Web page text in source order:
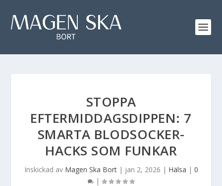
STOPPA
EFTERMIDDAGSDIPPEN: 7
SMARTA BLODSOCKER-
HACKS SOM FUNKAR
Inskickad av Magen Ska Bort| jan 2, 2026 | Hälsa | 0
|